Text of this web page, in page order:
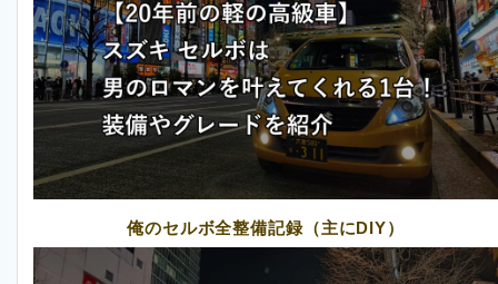
俺のセルボ全整備記録（主にDIY）